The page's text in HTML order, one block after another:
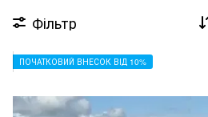
Фільтр
ПОЧАТКОВИЙ ВНЕСОК ВІД 10%